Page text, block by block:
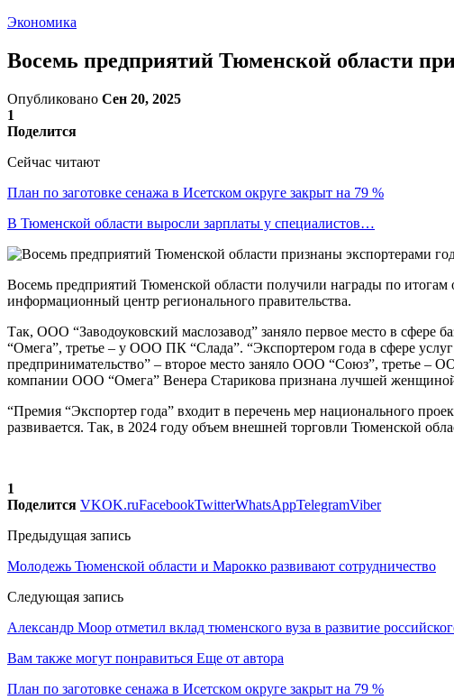
Экономика
Восемь предприятий Тюменской области
Опубликовано Сен 20, 2025
1
Поделится
Сейчас читают
План по заготовке сенажа в Исетском округе закрыт на 79 %
В Тюменской области выросли зарплаты у специалистов…
Восемь предприятий Тюменской области получили награды по итогам
информационный центр регионального правительства.
Так, ООО “Заводоуковский маслозавод” заняло первое место в
“Омега”, третье – у ООО ПК “Слада”. “Экспортером года в сфере
предпринимательство” – второе место заняло ООО “Союз”, третье –
компании ООО “Омега” Венера Старикова признана лучшей
“Премия “Экспортер года” входит в перечень мер национального
развивается. Так, в 2024 году объем внешней торговли Тюменской
1
Поделится VKOK.ruFacebookTwitterWhatsAppTelegramViber
Предыдущая запись
Молодежь Тюменской области и Марокко развивают сотрудничество
Следующая запись
Александр Моор отметил вклад тюменского вуза в развитие
Вам также могут понравиться Еще от автора
План по заготовке сенажа в Исетском округе закрыт на 79 %